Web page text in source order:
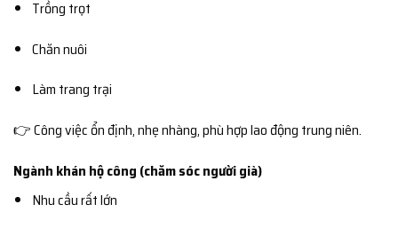
Trồng trọt
Chăn nuôi
Làm trang trại
👉 Công việc ổn định, nhẹ nhàng, phù hợp lao động trung niên.
Ngành khán hộ công (chăm sóc người già)
Nhu cầu rất lớn